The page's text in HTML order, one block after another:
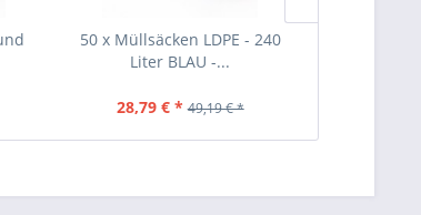
50 x Müllsäcken LDPE - 240
Liter BLAU -...
28,79 € * 49,19 € *